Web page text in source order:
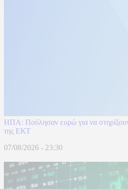
ΗΠΑ: Πούλησαν ευρώ για να
της ΕΚΤ
07/08/2026 - 23:30